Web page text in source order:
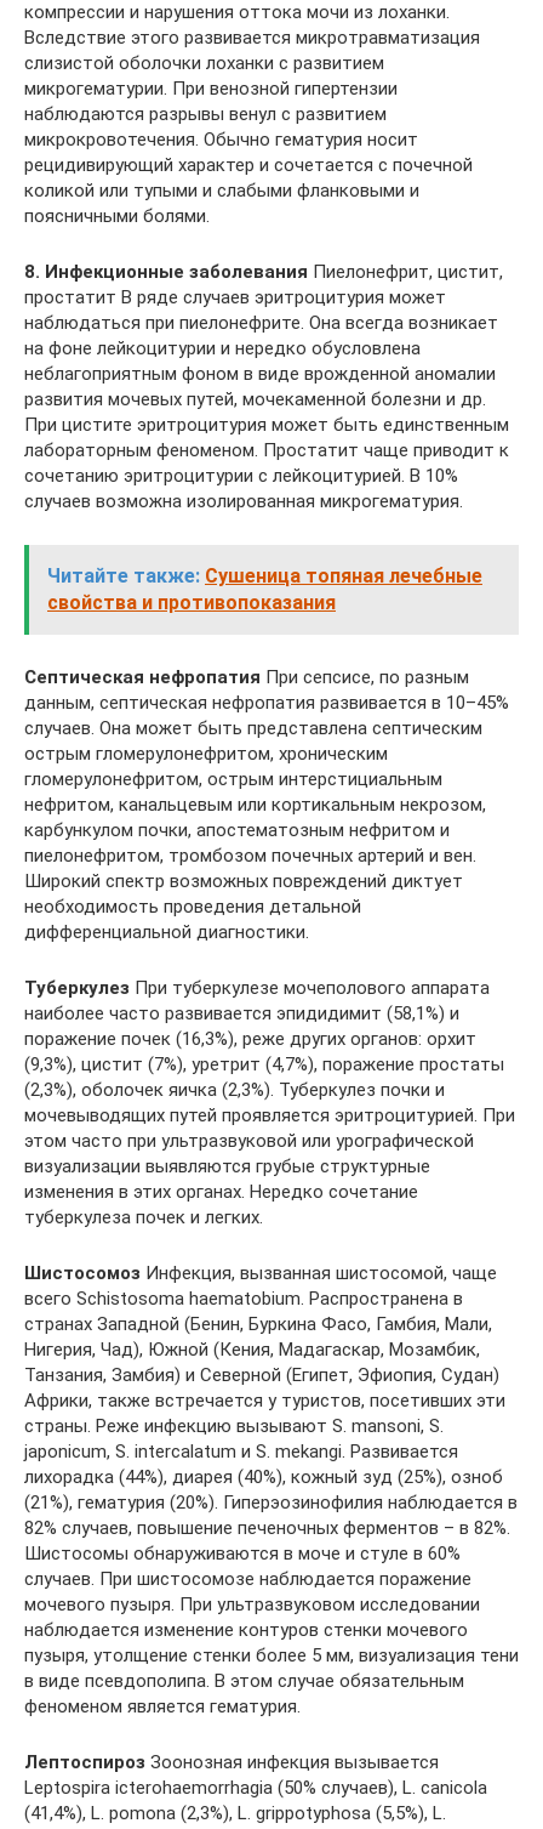
компрессии и нарушения оттока мочи из лоханки.
Вследствие этого развивается микротравматизация
слизистой оболочки лоханки с развитием
микрогематурии. При венозной гипертензии
наблюдаются разрывы венул с развитием
микрокровотечения. Обычно гематурия носит
рецидивирующий характер и сочетается с почечной
коликой или тупыми и слабыми фланковыми и
поясничными болями.
8. Инфекционные заболевания Пиелонефрит, цистит,
простатит В ряде случаев эритроцитурия может
наблюдаться при пиелонефрите. Она всегда возникает
на фоне лейкоцитурии и нередко обусловлена
неблагоприятным фоном в виде врожденной аномалии
развития мочевых путей, мочекаменной болезни и др.
При цистите эритроцитурия может быть единственным
лабораторным феноменом. Простатит чаще приводит к
сочетанию эритроцитурии с лейкоцитурией. В 10%
случаев возможна изолированная микрогематурия.
Читайте также: Cушеница топяная лечебные
свойства и противопоказания
Септическая нефропатия При сепсисе, по разным
данным, септическая нефропатия развивается в 10–45%
случаев. Она может быть представлена септическим
острым гломерулонефритом, хроническим
гломерулонефритом, острым интерстициальным
нефритом, канальцевым или кортикальным некрозом,
карбункулом почки, апостематозным нефритом и
пиелонефритом, тромбозом почечных артерий и вен.
Широкий спектр возможных повреждений диктует
необходимость проведения детальной
дифференциальной диагностики.
Туберкулез При туберкулезе мочеполового аппарата
наиболее часто развивается эпидидимит (58,1%) и
поражение почек (16,3%), реже других органов: орхит
(9,3%), цистит (7%), уретрит (4,7%), поражение простаты
(2,3%), оболочек яичка (2,3%). Туберкулез почки и
мочевыводящих путей проявляется эритроцитурией. При
этом часто при ультразвуковой или урографической
визуализации выявляются грубые структурные
изменения в этих органах. Нередко сочетание
туберкулеза почек и легких.
Шистосомоз Инфекция, вызванная шистосомой, чаще
всего Sсhistosoma hаematobium. Распространена в
странах Западной (Бенин, Буркина Фасо, Гамбия, Мали,
Нигерия, Чад), Южной (Кения, Мадагаскар, Мозамбик,
Танзания, Замбия) и Северной (Египет, Эфиопия, Судан)
Африки, также встречается у туристов, посетивших эти
страны. Реже инфекцию вызывают S. mansoni, S.
japonicum, S. intercalatum и S. mekangi. Развивается
лихорадка (44%), диарея (40%), кожный зуд (25%), озноб
(21%), гематурия (20%). Гиперэозинофилия наблюдается в
82% случаев, повышение печеночных ферментов – в 82%.
Шистосомы обнаруживаются в моче и стуле в 60%
случаев. При шистосомозе наблюдается поражение
мочевого пузыря. При ультразвуковом исследовании
наблюдается изменение контуров стенки мочевого
пузыря, утолщение стенки более 5 мм, визуализация тени
в виде псевдополипа. В этом случае обязательным
феноменом является гематурия.
Лептоспироз Зоонозная инфекция вызывается
Leptospira icterohaemorrhagia (50% случаев), L. canicola
(41,4%), L. pomona (2,3%), L. grippotyphosa (5,5%), L.